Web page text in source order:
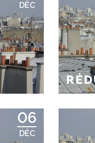
DÉC
06
DÉC